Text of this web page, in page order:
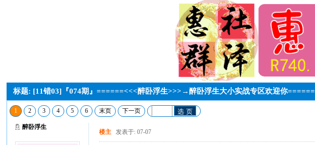
标题: [11错03]『074期』======<<<醉卧浮生>>>→醉卧浮生大小实战专区欢迎你======
1 2 3 4 5 6 末页 下一页 选 页
醉卧浮生
楼主 发表于: 07-07